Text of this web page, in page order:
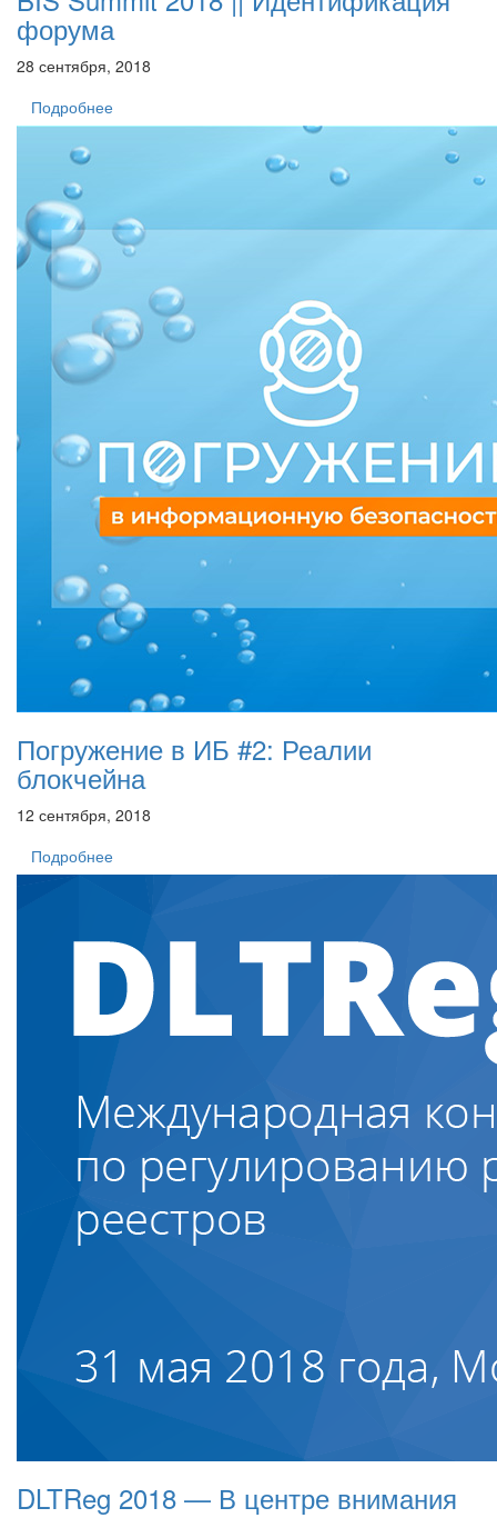
форума
28 сентября, 2018
Подробнее
Погружение в ИБ #2: Реалии
блокчейна
12 сентября, 2018
Подробнее
DLTReg 2018 — В центре внимания